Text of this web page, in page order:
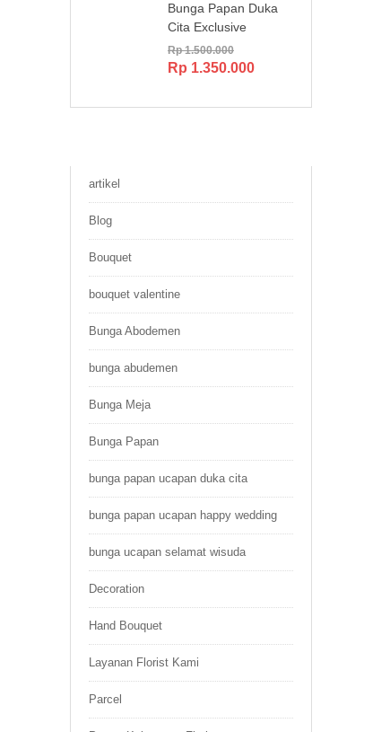
Bunga Papan Duka
Cita Exclusive
Rp1.500.000
Original
Rp 1.350.000Current
artikel
Blog
Bouquet
bouquet valentine
Bunga Abodemen
bunga abudemen
Bunga Meja
Bunga Papan
bunga papan ucapan duka cita
bunga papan ucapan happy wedding
bunga ucapan selamat wisuda
Decoration
Hand Bouquet
Layanan Florist Kami
Parcel